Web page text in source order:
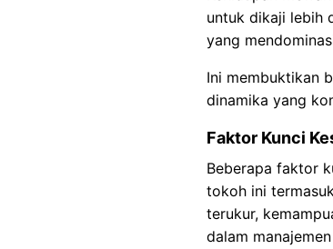
untuk dikaji lebih
yang
Ini membuktikan
dinamika yang
Faktor Kunci
Beberapa faktor
tokoh ini
terukur,
dalam